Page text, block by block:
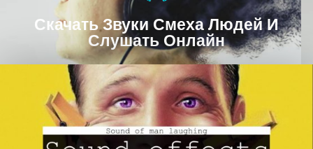
Скачать Звуки Смеха Людей И
Слушать Онлайн